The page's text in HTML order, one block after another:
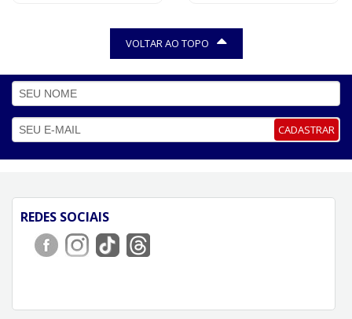
VOLTAR AO TOPO
CADASTRAR
REDES SOCIAIS